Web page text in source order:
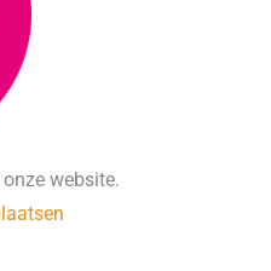
website.